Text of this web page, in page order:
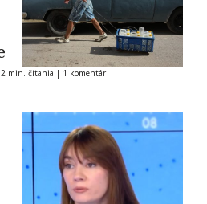
2 min. čítania | 1 komentár